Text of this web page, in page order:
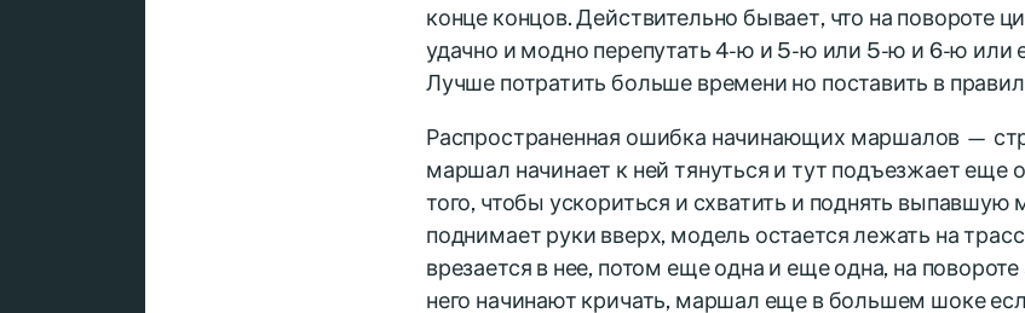
конце концов. Действительно бывает, что на повороте
удачно и модно перепутать 4-ю и 5-ю или 5-ю и 6-ю или
Лучше потратить больше времени но поставить в
Распространенная ошибка начинающих маршалов —
маршал начинает к ней тянуться и тут подъезжает
того, чтобы ускориться и схватить и поднять выпавшую
поднимает руки вверх, модель остается лежать на
врезается в нее, потом еще одна и еще одна, на
него начинают кричать, маршал еще в большем шоке